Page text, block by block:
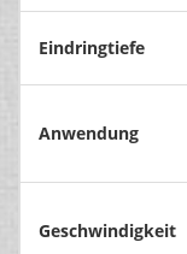
Eindringtiefe
Anwendung
Geschwindigkeit